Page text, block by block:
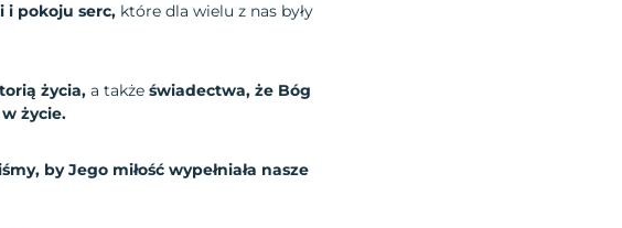
i pokoju serc, które dla wielu z nas były
życia, a także świadectwa, że Bóg
życie.
by Jego miłość wypełniała nasze